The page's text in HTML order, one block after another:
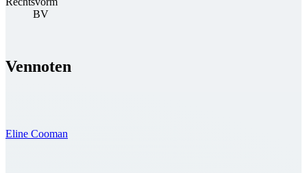
BV
Vennoten
Eline Cooman